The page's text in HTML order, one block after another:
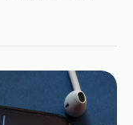
TV비즈니스의 외형이
최고경영자(CEO)로